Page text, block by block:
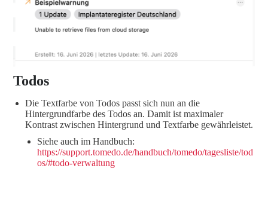
Todos
Die Textfarbe von Todos passt sich nun an die
Hintergrundfarbe des Todos an. Damit ist maximaler
Kontrast zwischen Hintergrund und Textfarbe gewährleistet.
Siehe auch im Handbuch:
https://support.tomedo.de/handbuch/tomedo/tagesliste/tod
os/#todo-verwaltung